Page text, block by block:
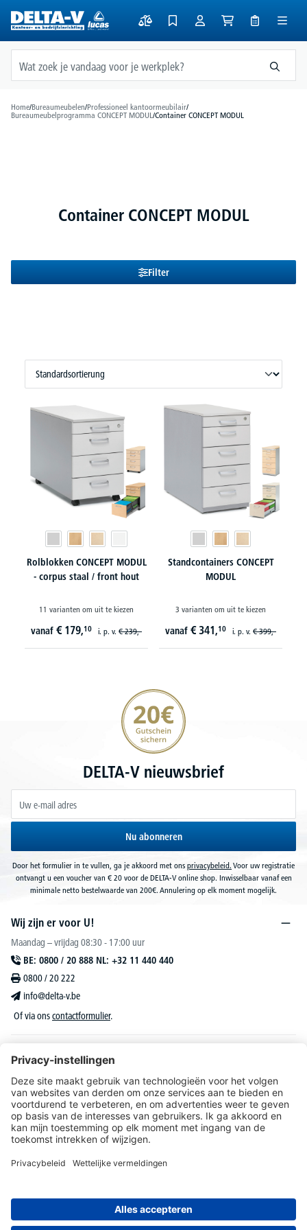
Home/Bureaumeubelen/Professioneel kantoormeubilair/
Bureaumeubelprogramma CONCEPT MODUL/Container CONCEPT MODUL
Container CONCEPT MODUL
Filter
Rolblokken CONCEPT MODUL
- corpus staal / front hout
11 varianten om uit te kiezen
vanaf € 179,10 i. p. v. € 239,-
Standcontainers CONCEPT
MODUL
3 varianten om uit te kiezen
vanaf € 341,10 i. p. v. € 399,-
20€ korting verzekeren
DELTA-V nieuwsbrief
Nu abonneren
Door het formulier in te vullen, ga je akkoord met ons privacybeleid. Voor uw registratie
ontvangt u een voucher van € 20 voor de DELTA-V online shop. Inwisselbaar vanaf een
minimale netto bestelwaarde van 200€. Annulering op elk moment mogelijk.
Wij zijn er voor U!
Maandag – vrijdag 08:30 - 17:00 uur
BE: 0800 / 20 888 NL: +32 11 440 440
0800 / 20 222
info@delta-v.be
Of via onscontactformulier.
DELTA-V Lucas
Klantenservice
Over DELTA-V
en organisaties.